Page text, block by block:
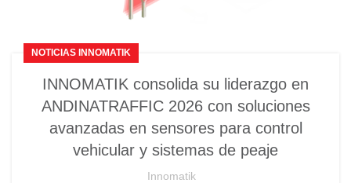
NOTICIAS INNOMATIK
INNOMATIK consolida su liderazgo en
ANDINATRAFFIC 2026 con soluciones
avanzadas en sensores para control
vehicular y sistemas de peaje
Innomatik